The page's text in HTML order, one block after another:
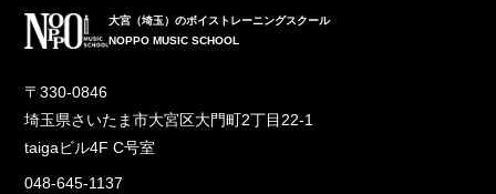
大宮（埼玉）のボイストレーニングスクール
NOPPO MUSIC SCHOOL
〒330-0846
埼玉県さいたま市大宮区大門町2丁目22-1
taigaビル4F C号室
048-645-1137